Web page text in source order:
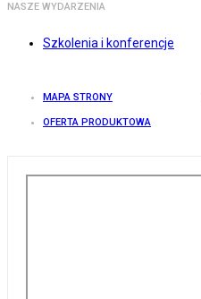
NASZE WYDARZENIA
Szkolenia i konferencje
MAPA STRONY
OFERTA PRODUKTOWA